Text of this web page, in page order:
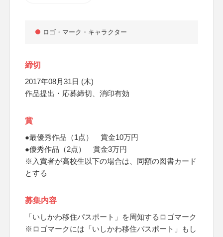
ロゴ・マーク・キャラクター
締切
2017年08月31日 (木)
作品提出・応募締切、消印有効
賞
●最優秀作品（1点） 賞金10万円
●優秀作品（2点） 賞金3万円
※入賞者が高校生以下の場合は、同額の図書カード
とする
募集内容
「いしかわ移住パスポート」を周知するロゴマーク
※ロゴマークには「いしかわ移住パスポート」もし